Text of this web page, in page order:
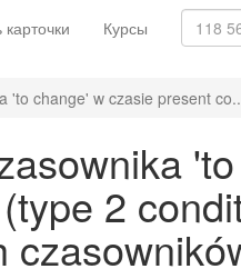
Курсы
'to change' w czasie present
2